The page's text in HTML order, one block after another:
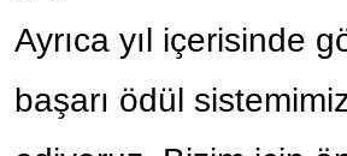
Ayrıca yıl içerisinde
başarı ödül